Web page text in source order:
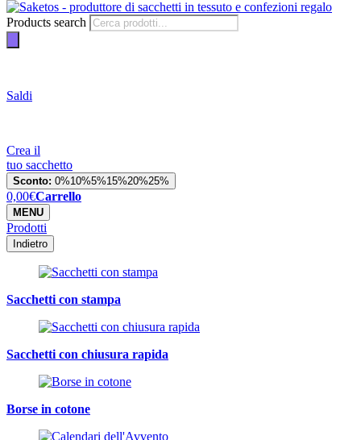
Products search
Saldi
Crea il
tuo sacchetto
Sconto: 0%10%5%15%20%25%
0,00€Carrello
MENU
Prodotti
Indietro
Sacchetti con stampa
Sacchetti con chiusura rapida
Borse in cotone